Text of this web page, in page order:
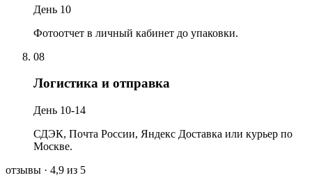
День 10
Фотоотчет в личный кабинет до упаковки.
08
Логистика и отправка
День 10-14
СДЭК, Почта России, Яндекс Доставка или курьер по
Москве.
отзывы · 4,9 из 5